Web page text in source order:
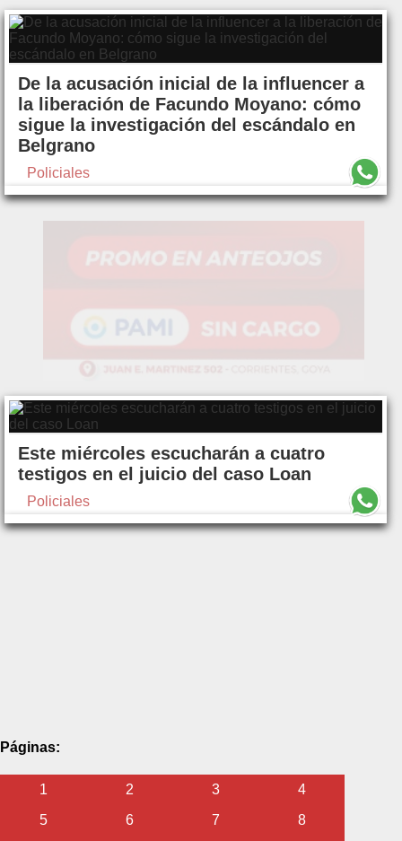
De la acusación inicial de la influencer a
la liberación de Facundo Moyano: cómo
sigue la investigación del escándalo en
Belgrano
Policiales
Este miércoles escucharán a cuatro
testigos en el juicio del caso Loan
Policiales
Páginas:
1 2 3
4
5
6 7 8